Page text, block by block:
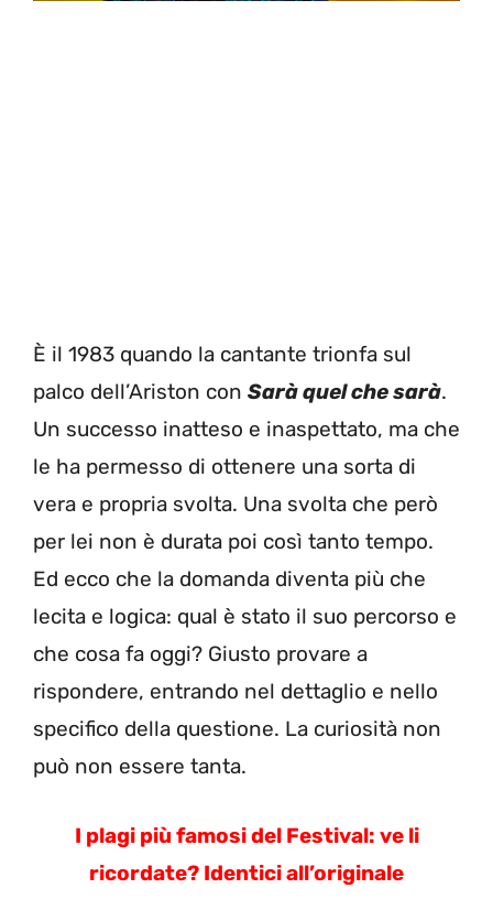
È il 1983 quando la cantante trionfa sul
palco dell’Ariston con Sarà quel che sarà.
Un successo inatteso e inaspettato, ma che
le ha permesso di ottenere una sorta di
vera e propria svolta. Una svolta che però
per lei non è durata poi così tanto tempo.
Ed ecco che la domanda diventa più che
lecita e logica: qual è stato il suo percorso e
che cosa fa oggi? Giusto provare a
rispondere, entrando nel dettaglio e nello
specifico della questione. La curiosità non
può non essere tanta.
I plagi più famosi del Festival: ve li
ricordate? Identici all’originale